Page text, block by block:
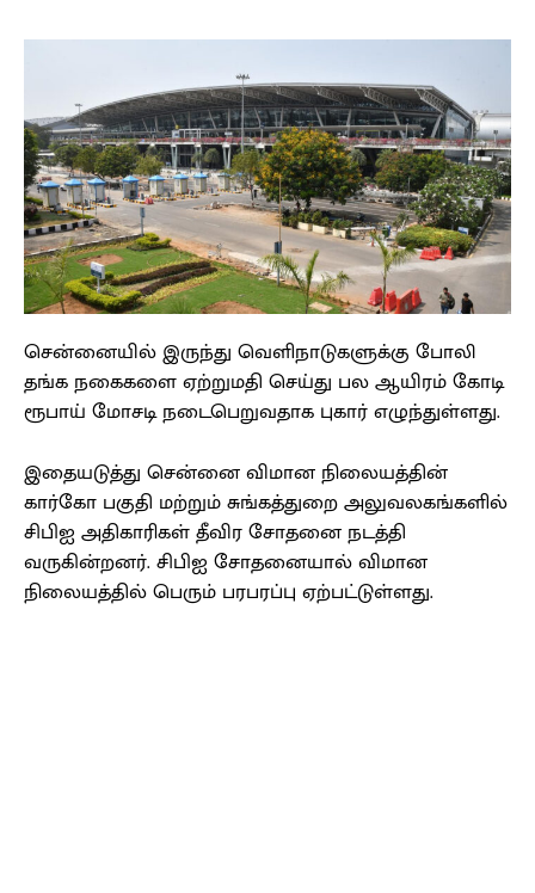
சென்னையில் இருந்து வெளிநாடுகளுக்கு போலி
தங்க நகைகளை ஏற்றுமதி செய்து பல ஆயிரம் கோடி
ரூபாய் மோசடி நடைபெறுவதாக புகார் எழுந்துள்ளது.
இதையடுத்து சென்னை விமான நிலையத்தின்
கார்கோ பகுதி மற்றும் சுங்கத்துறை அலுவலகங்களில்
சிபிஐ அதிகாரிகள் தீவிர சோதனை நடத்தி
வருகின்றனர். சிபிஐ சோதனையால் விமான
நிலையத்தில் பெரும் பரபரப்பு ஏற்பட்டுள்ளது.